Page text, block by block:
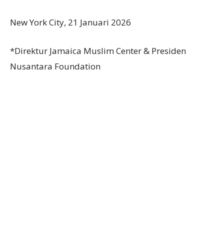
New York City, 21 Januari 2026
*Direktur Jamaica Muslim Center & Presiden
Nusantara Foundation